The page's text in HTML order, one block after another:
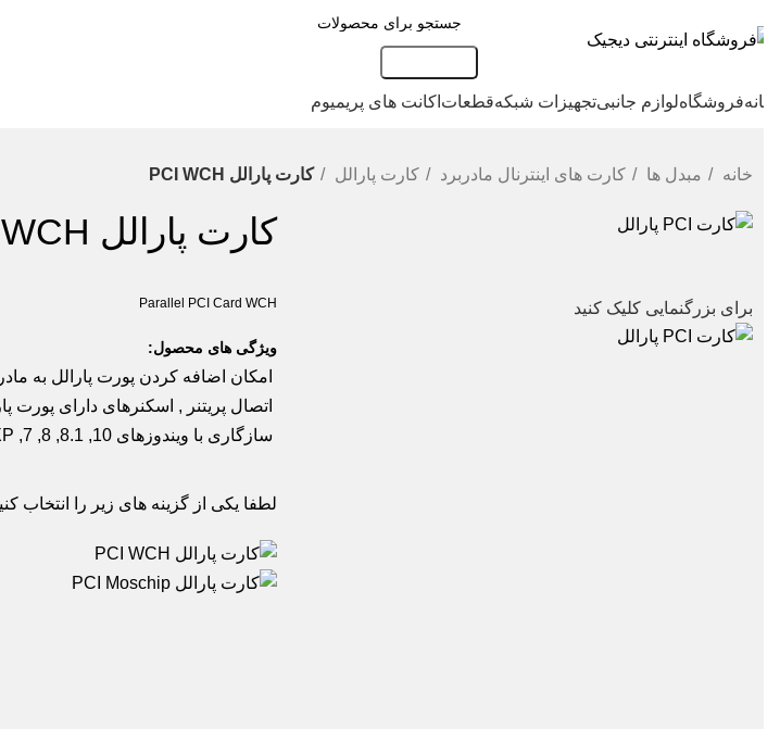
فروشگاهلوازم جانبیتجهیزات شبکهقطعاتاکانت های پریمیوم
خانه مبدل ها کارت های اینترنال مادربرد کارت پارالل کارت پارالل PCI WCH
برای بزرگنمایی کلیک کنید
کارت پارالل PCI WCH
Parallel PCI Card WCH
ویژگی های محصول:
امکان اضافه کردن پورت پارالل به
اتصال پریتنر , اسکنرهای دارای پورت پارالل ( 25
سازگاری با ویندوزهای 10, 8.1, 8, 7, XP
لطفا یکی از گزینه های زیر را انتخاب کنید: